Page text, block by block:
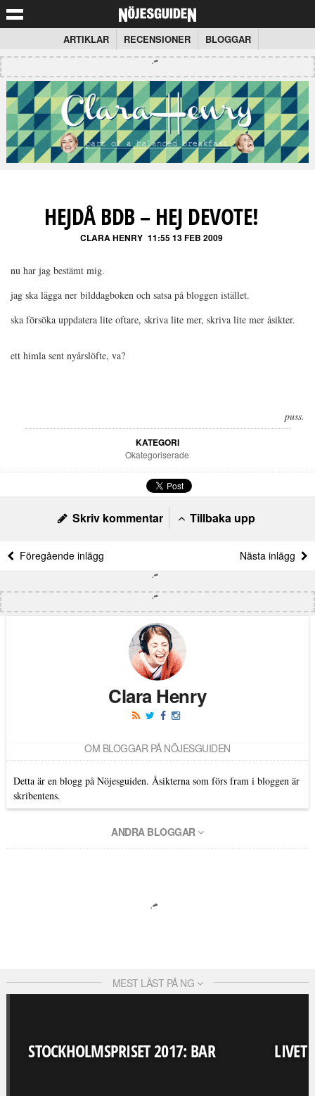
ARTIKLAR RECENSIONER BLOGGAR
HEJDÅ BDB – HEJ DEVOTE!
CLARA HENRY 11:55 13 FEB 2009
nu har jag bestämt mig.
jag ska lägga ner bilddagboken och satsa på bloggen istället.
ska försöka uppdatera lite oftare, skriva lite mer, skriva lite mer åsikter.
ett himla sent nyårslöfte, va?
puss.
KATEGORI
Okategoriserade
Skriv kommentar Tillbaka upp
Föregående inlägg Nästa inlägg
Clara Henry
OM BLOGGAR PÅ NÖJESGUIDEN
Detta är en blogg på Nöjesguiden. Åsikterna som förs fram i bloggen är
skribentens.
ANDRA BLOGGAR
MEST LÄST PÅ NG
STOCKHOLMSPRISET 2017: BAR LIVET